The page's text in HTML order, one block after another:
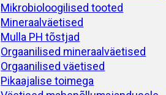
Mikrobioloogilised tooted
Mineraalväetised
Mulla PH tõstjad
Orgaanilised mineraalväetised
Orgaanilised väetised
Pikaajalise toimega